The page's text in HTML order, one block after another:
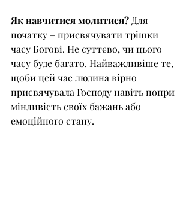
Як навчитися молитися? Для
початку – присвячувати трішки
часу Богові. Не суттєво, чи цього
часу буде багато. Найважливіше те,
щоби цей час людина вірно
присвячувала Господу навіть попри
мінливість своїх бажань або
емоційного стану.